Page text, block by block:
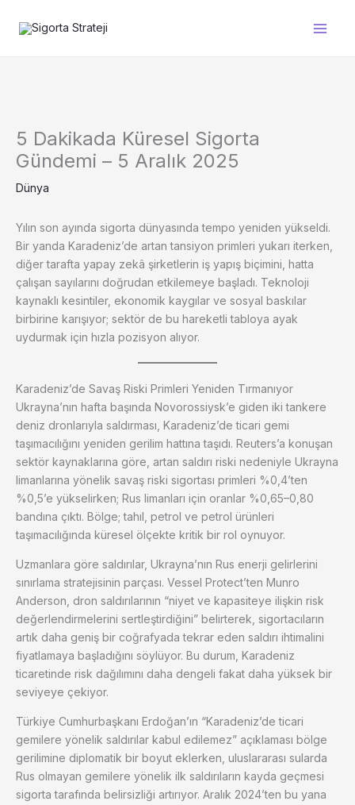
5 Dakikada Küresel Sigorta
Gündemi – 5 Aralık 2025
Dünya
Yılın son ayında sigorta dünyasında tempo yeniden yükseldi.
Bir yanda Karadeniz’de artan tansiyon primleri yukarı iterken,
diğer tarafta yapay zekâ şirketlerin iş yapış biçimini, hatta
çalışan sayılarını doğrudan etkilemeye başladı. Teknoloji
kaynaklı kesintiler, ekonomik kaygılar ve sosyal baskılar
birbirine karışıyor; sektör de bu hareketli tabloya ayak
uydurmak için hızla pozisyon alıyor.
Karadeniz’de Savaş Riski Primleri Yeniden Tırmanıyor
Ukrayna’nın hafta başında Novorossiysk’e giden iki tankere
deniz dronlarıyla saldırması, Karadeniz’de ticari gemi
taşımacılığını yeniden gerilim hattına taşıdı. Reuters’a konuşan
sektör kaynaklarına göre, artan saldırı riski nedeniyle Ukrayna
limanlarına yönelik savaş riski sigortası primleri %0,4’ten
%0,5’e yükselirken; Rus limanları için oranlar %0,65–0,80
bandına çıktı. Bölge; tahıl, petrol ve petrol ürünleri
taşımacılığında küresel ölçekte kritik bir rol oynuyor.
Uzmanlara göre saldırılar, Ukrayna’nın Rus enerji gelirlerini
sınırlama stratejisinin parçası. Vessel Protect’ten Munro
Anderson, dron saldırılarının “niyet ve kapasiteye ilişkin risk
değerlendirmelerini sertleştirdiğini” belirterek, sigortacıların
artık daha geniş bir coğrafyada tekrar eden saldırı ihtimalini
fiyatlamaya başladığını söylüyor. Bu durum, Karadeniz
ticaretinde risk dağılımını daha dengeli fakat daha yüksek bir
seviyeye çekiyor.
Türkiye Cumhurbaşkanı Erdoğan’ın “Karadeniz’de ticari
gemilere yönelik saldırılar kabul edilemez” açıklaması bölge
gerilimine diplomatik bir boyut eklerken, uluslararası sularda
Rus olmayan gemilere yönelik ilk saldırıların kayda geçmesi
sigorta tarafında belirsizliği artırıyor. Aralık 2024’ten bu yana